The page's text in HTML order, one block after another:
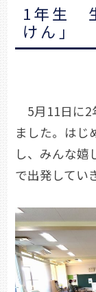
1年生
けん」
5月11日に2
ました。はじ
し、みんな嬉
で出発してい